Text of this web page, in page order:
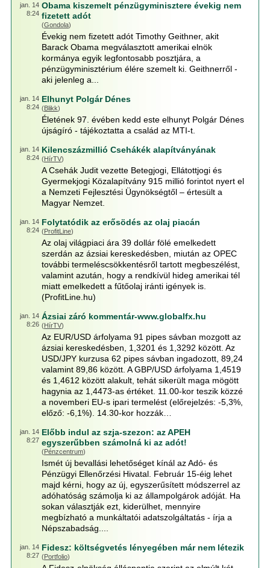
jan. 14
8:24
Obama kiszemelt pénzügyminisztere évekig nem
fizetett adót
(Gondola)
Évekig nem fizetett adót Timothy Geithner, akit
Barack Obama megválasztott amerikai elnök
kormánya egyik legfontosabb posztjára, a
pénzügyminisztérium élére szemelt ki. Geithnerről -
aki jelenleg a...
jan. 14
8:24
Elhunyt Polgár Dénes
(Blikk)
Életének 97. évében kedd este elhunyt Polgár Dénes
újságíró - tájékoztatta a család az MTI-t.
jan. 14
8:24
Kilencszázmillió Csehákék alapítványának
(HírTV)
A Csehák Judit vezette Betegjogi, Ellátottjogi és
Gyermekjogi Közalapítvány 915 millió forintot nyert el
a Nemzeti Fejlesztési Ügynökségtől – értesült a
Magyar Nemzet.
jan. 14
8:24
Folytatódik az erősödés az olaj piacán
(ProfitLine)
Az olaj világpiaci ára 39 dollár fölé emelkedett
szerdán az ázsiai kereskedésben, miután az OPEC
további termeléscsökkentésről tartott megbeszélést,
valamint azután, hogy a rendkívül hideg amerikai tél
miatt emelkedett a fűtőolaj iránti igények is.
(ProfitLine.hu)
jan. 14
8:26
Ázsiai záró kommentár-www.globalfx.hu
(HírTV)
Az EUR/USD árfolyama 91 pipes sávban mozgott az
ázsiai kereskedésben, 1,3201 és 1,3292 között. Az
USD/JPY kurzusa 62 pipes sávban ingadozott, 89,24
valamint 89,86 között. A GBP/USD árfolyama 1,4519
és 1,4612 között alakult, tehát sikerült maga mögött
hagynia az 1,4473-as értéket. 11.00-kor teszik közzé
a novemberi EU-s ipari termelést (előrejelzés: -5,3%,
előző: -6,1%). 14.30-kor hozzák…
jan. 14
8:27
Előbb indul az szja-szezon: az APEH
egyszerűbben számolná ki az adót!
(Pénzcentrum)
Ismét új bevallási lehetőséget kínál az Adó- és
Pénzügyi Ellenőrzési Hivatal. Február 15-éig lehet
majd kérni, hogy az új, egyszerűsített módszerrel az
adóhatóság számolja ki az állampolgárok adóját. Ha
sokan választják ezt, kiderülhet, mennyire
megbízható a munkáltatói adatszolgáltatás - írja a
Népszabadság....
jan. 14
8:27
Fidesz: költségvetés lényegében már nem létezik
(Portfolio)